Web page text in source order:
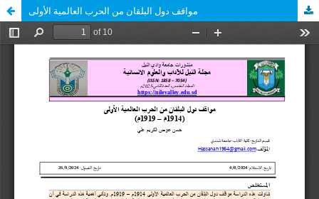
مواقف دول البلقان من الحرب العالمية الأولى